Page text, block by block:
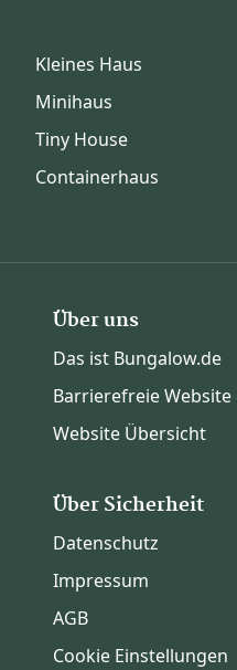
Kleines Haus
Minihaus
Tiny House
Containerhaus
Über uns
Das ist Bungalow.de
Barrierefreie Website
Website Übersicht
Über Sicherheit
Datenschutz
Impressum
AGB
Cookie Einstellungen